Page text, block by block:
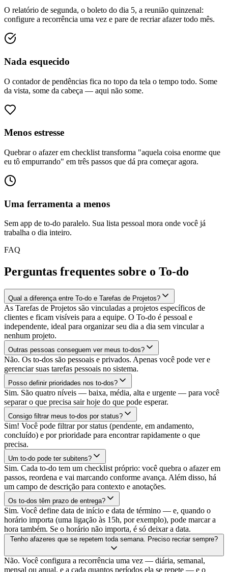
O relatório de segunda, o boleto do dia 5, a reunião quinzenal:
configure a recorrência uma vez e pare de recriar afazer todo mês.
Nada esquecido
O contador de pendências fica no topo da tela o tempo todo. Some
da vista, some da cabeça — aqui não some.
Menos estresse
Quebrar o afazer em checklist transforma "aquela coisa enorme que
eu tô empurrando" em três passos que dá pra começar agora.
Uma ferramenta a menos
Sem app de to-do paralelo. Sua lista pessoal mora onde você já
trabalha o dia inteiro.
FAQ
Perguntas frequentes sobre o To-do
Qual a diferença entre To-do e Tarefas de Projetos?
As Tarefas de Projetos são vinculadas a projetos específicos de
clientes e ficam visíveis para a equipe. O To-do é pessoal e
independente, ideal para organizar seu dia a dia sem vincular a
nenhum projeto.
Outras pessoas conseguem ver meus to-dos?
Não. Os to-dos são pessoais e privados. Apenas você pode ver e
gerenciar suas tarefas pessoais no sistema.
Posso definir prioridades nos to-dos?
Sim. São quatro níveis — baixa, média, alta e urgente — para você
separar o que precisa sair hoje do que pode esperar.
Consigo filtrar meus to-dos por status?
Sim! Você pode filtrar por status (pendente, em andamento,
concluído) e por prioridade para encontrar rapidamente o que
precisa.
Um to-do pode ter subitens?
Sim. Cada to-do tem um checklist próprio: você quebra o afazer em
passos, reordena e vai marcando conforme avança. Além disso, há
um campo de descrição para contexto e anotações.
Os to-dos têm prazo de entrega?
Sim. Você define data de início e data de término — e, quando o
horário importa (uma ligação às 15h, por exemplo), pode marcar a
hora também. Se o horário não importa, é só deixar a data.
Tenho afazeres que se repetem toda semana. Preciso recriar sempre?
Não. Você configura a recorrência uma vez — diária, semanal,
mensal ou anual, e a cada quantos períodos ela se repete — e o